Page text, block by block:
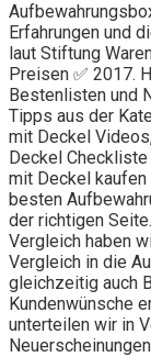
Erfahrungen und
laut Stiftung
Preisen ✅ 2017.
Bestenlisten und
Tipps aus der
mit Deckel
Deckel
mit Deckel
besten
der richtigen
Vergleich haben
Vergleich in die
gleichzeitig auch
Kundenwünsche
unterteilen wir in